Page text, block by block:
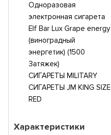
Одноразовая
электронная сигарета
Elf Bar Lux Grape energy
(виноградный
энергетик) (1500
Затяжек)
СИГАРЕТЫ MILITARY
СИГАРЕТЫ JM KING SIZE
RED
Характеристики